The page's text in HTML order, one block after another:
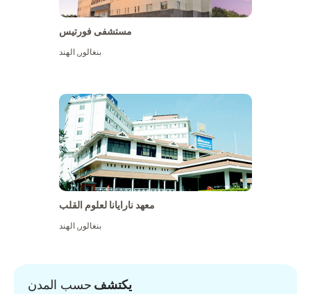
مستشفى فورتيس
بنغالور,الهند
معهد نارايانا لعلوم القلب
بنغالور,الهند
يكتشف حسب المدن